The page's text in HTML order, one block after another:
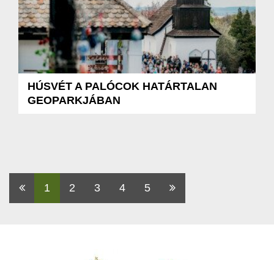
HÚSVÉT A PALÓCOK HATÁRTALAN
GEOPARKJÁBAN
Első 1 2 3 4 5
Utolsó